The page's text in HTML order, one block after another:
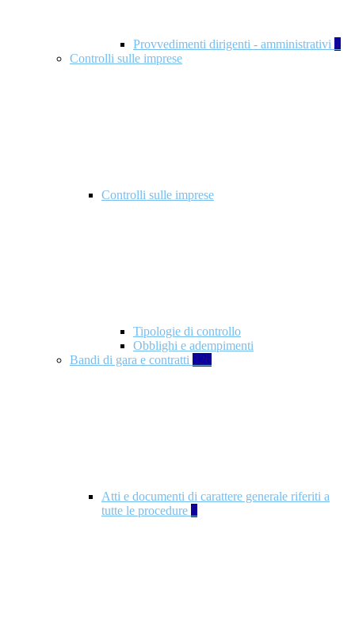
Provvedimenti dirigenti - amministrativi 1
Controlli sulle imprese
Controlli sulle imprese
Tipologie di controllo
Obblighi e adempimenti
Bandi di gara e contratti 326
Atti e documenti di carattere generale riferiti a
tutte le procedure 5